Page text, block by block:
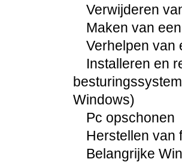
Verwijderen
Maken van
Verhelpen van
Installeren en
Windows)
Pc opschonen
Herstellen van
Belangrijke